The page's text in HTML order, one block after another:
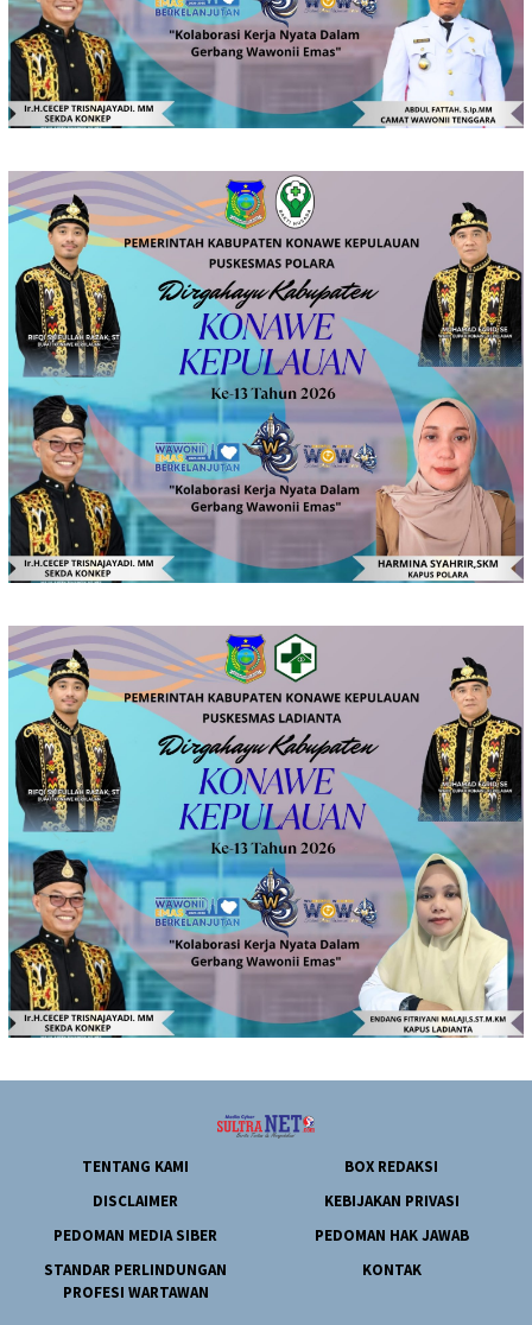
TENTANG KAMI
BOX REDAKSI
DISCLAIMER
KEBIJAKAN PRIVASI
PEDOMAN MEDIA SIBER
PEDOMAN HAK JAWAB
STANDAR PERLINDUNGAN
PROFESI WARTAWAN
KONTAK